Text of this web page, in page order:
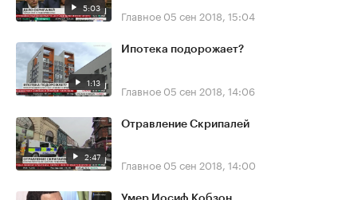
5:03 Главное 05 сен 2018, 15:04
1:13
Ипотека подорожает?
Главное 05 сен 2018, 14:06
2:47
Отравление Скрипалей
Главное 05 сен 2018, 14:00